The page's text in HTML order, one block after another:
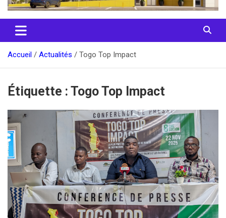
Accueil Actualités Togo Top Impact
Étiquette : Togo Top Impact